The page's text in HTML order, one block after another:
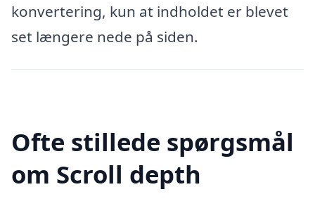
konvertering, kun at indholdet er blevet
set længere nede på siden.
Ofte stillede spørgsmål
om Scroll depth